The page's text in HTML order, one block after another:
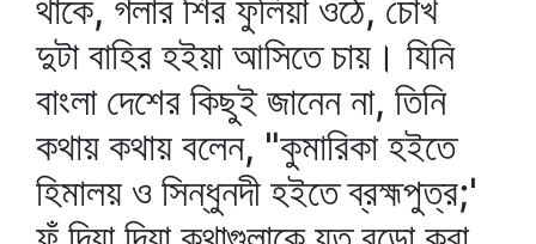
থাকে, গলার শির ফুলিয়া ওঠে, চোখ
দুটা বাহির হইয়া আসিতে চায়। যিনি
বাংলা দেশের কিছুই জানেন না, তিনি
কথায় কথায় বলেন, "কুমারিকা হইতে
হিমালয় ও সিন্ধুনদী হইতে ব্রহ্মপুত্র;'